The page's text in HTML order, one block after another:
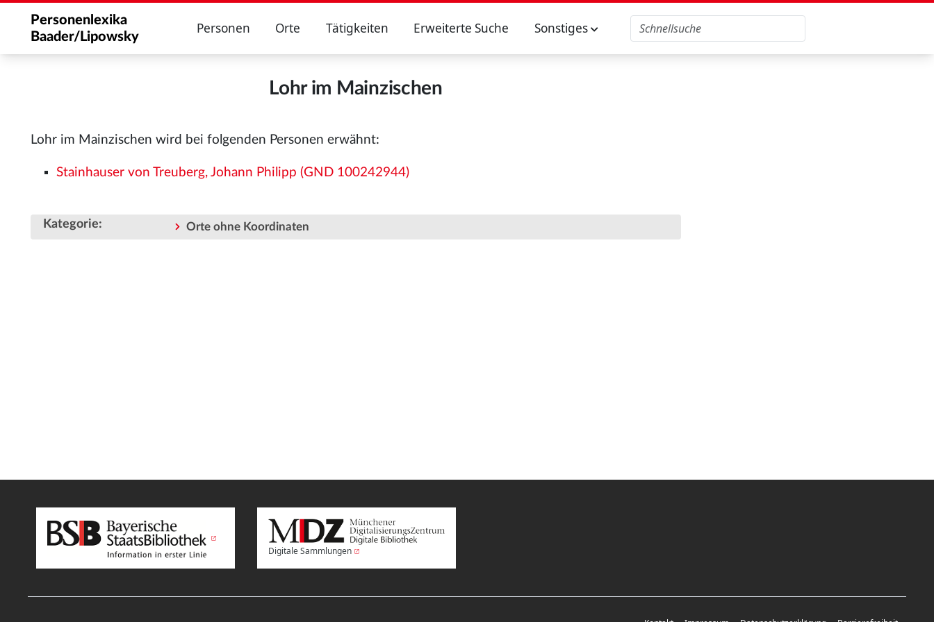
Personenlexika
Baader/Lipowsky
Personen Orte Tätigkeiten Erweiterte Suche Sonstiges
Lohr im Mainzischen
Lohr im Mainzischen wird bei folgenden Personen erwähnt:
Stainhauser von Treuberg, Johann Philipp (GND 100242944)
Kategorie: Orte ohne Koordinaten
Digitale Sammlungen